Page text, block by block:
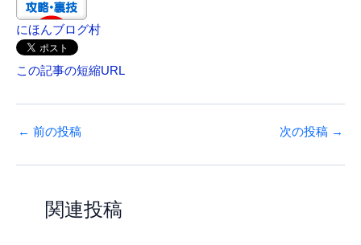
にほんブログ村
この記事の短縮URL
← 前の投稿 次の投稿 →
関連投稿